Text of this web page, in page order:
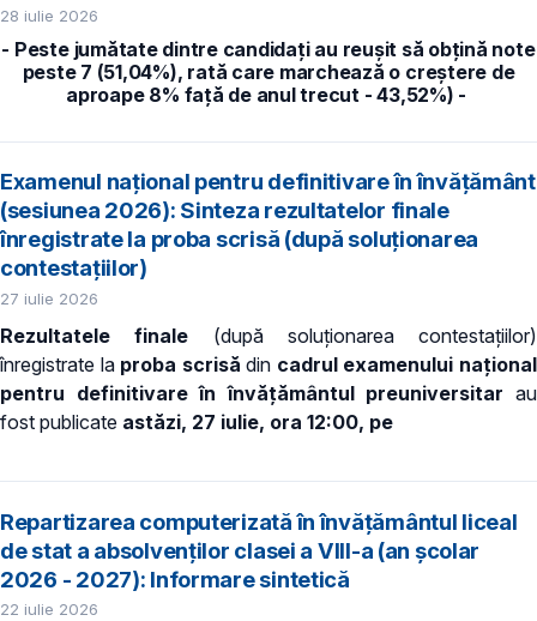
28 iulie 2026
- Peste jumătate dintre candidați au reușit să obțină note
peste 7 (51,04%), rată care marchează o creștere de
aproape 8% față de anul trecut - 43,52%) -
Examenul național pentru definitivare în învățământ
(sesiunea 2026): Sinteza rezultatelor finale
înregistrate la proba scrisă (după soluționarea
contestațiilor)
27 iulie 2026
Rezultatele finale (după soluționarea contestațiilor)
înregistrate laproba scrisă din cadrul examenului național
pentru definitivare în învățământul preuniversitar au
fost publicate astăzi, 27 iulie, ora 12:00, pe
Repartizarea computerizată în învăţământul liceal
de stat a absolvenţilor clasei a VIII-a (an școlar
2026 - 2027): Informare sintetică
22 iulie 2026